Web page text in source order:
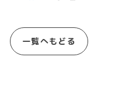
一覧へもどる